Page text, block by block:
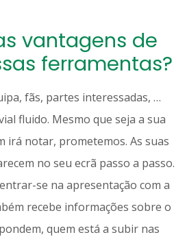
vantagens de
ferramentas?
fãs, partes interessadas, …
fluido. Mesmo que seja a sua
irá notar, prometemos. As suas
no seu ecrã passo a passo.
se na apresentação com a
recebe informações sobre o
quem está a subir nas